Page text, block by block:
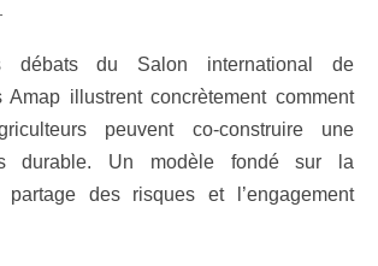
du Salon international de
Amap illustrent concrètement comment
peuvent co-construire une
durable. Un modèle fondé sur la
partage des risques et l’engagement